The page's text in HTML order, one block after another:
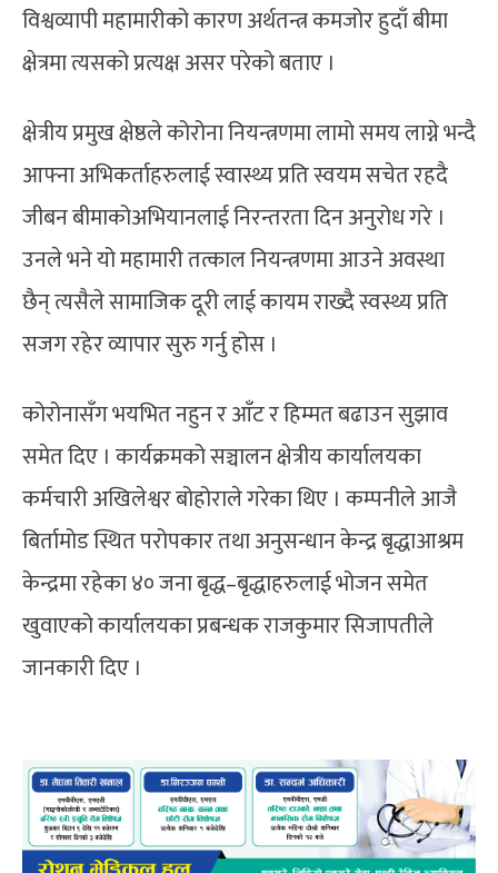
विश्वव्यापी महामारीको कारण अर्थतन्त्र कमजोर हुदाँ बीमा
क्षेत्रमा त्यसको प्रत्यक्ष असर परेको बताए ।
क्षेत्रीय प्रमुख क्षेष्ठले कोरोना नियन्त्रणमा लामो समय लाग्ने भन्दै
आफ्ना अभिकर्ताहरुलाई स्वास्थ्य प्रति स्वयम सचेत रहदै
जीबन बीमाकोअभियानलाई निरन्तरता दिन अनुरोध गरे ।
उनले भने यो महामारी तत्काल नियन्त्रणमा आउने अवस्था
छैन् त्यसैले सामाजिक दूरी लाई कायम राख्दै स्वस्थ्य प्रति
सजग रहेर व्यापार सुरु गर्नु होस ।
कोरोनासँग भयभित नहुन र आँट र हिम्मत बढाउन सुझाव
समेत दिए । कार्यक्रमको सञ्चालन क्षेत्रीय कार्यालयका
कर्मचारी अखिलेश्वर बोहोराले गरेका थिए । कम्पनीले आजै
बिर्तामोड स्थित परोपकार तथा अनुसन्धान केन्द्र बृद्धाआश्रम
केन्द्रमा रहेका ४० जना बृद्ध–बृद्धाहरुलाई भोजन समेत
खुवाएको कार्यालयका प्रबन्धक राजकुमार सिजापतीले
जानकारी दिए ।